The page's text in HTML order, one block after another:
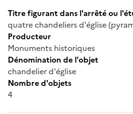
Titre figurant dans l'arrêté ou
quatre chandeliers d'église
Producteur
Monuments historiques
Dénomination de l'objet
chandelier d'église
Nombre d'objets
4